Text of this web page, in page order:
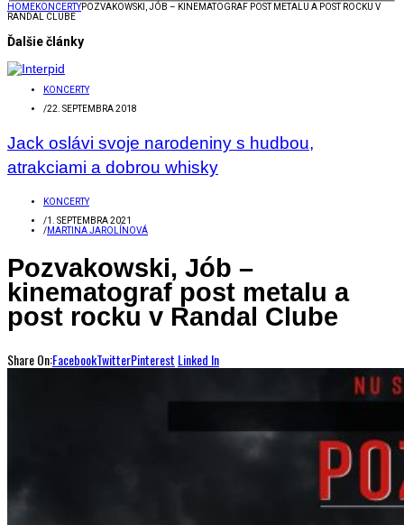
HOMEKONCERTYPOZVAKOWSKI, JÓB – KINEMATOGRAF POST METALU A POST ROCKU V
RANDAL CLUBE
Ďalšie články
KONCERTY
/22. SEPTEMBRA 2018
Jack oslávi svoje narodeniny s hudbou,
atrakciami a dobrou whisky
KONCERTY
/1. SEPTEMBRA 2021
/MARTINA JAROLÍNOVÁ
Pozvakowski, Jób –
kinematograf post metalu a
post rocku v Randal Clube
Share On:FacebookTwitterPinterest Linked In